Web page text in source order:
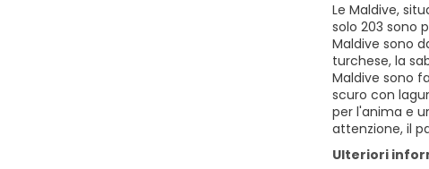
Le Maldive,
solo 203 sono
Maldive sono
turchese, la
Maldive sono
scuro con
per l'anima e
attenzione, il
Ulteriori